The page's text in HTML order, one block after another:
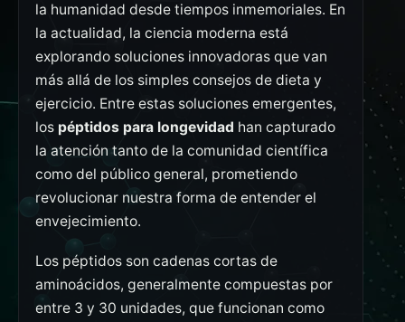
la humanidad desde tiempos inmemoriales. En
la actualidad, la ciencia moderna está
explorando soluciones innovadoras que van
más allá de los simples consejos de dieta y
ejercicio. Entre estas soluciones emergentes,
los péptidos para longevidad han capturado
la atención tanto de la comunidad científica
como del público general, prometiendo
revolucionar nuestra forma de entender el
envejecimiento.
Los péptidos son cadenas cortas de
aminoácidos, generalmente compuestas por
entre 3 y 30 unidades, que funcionan como